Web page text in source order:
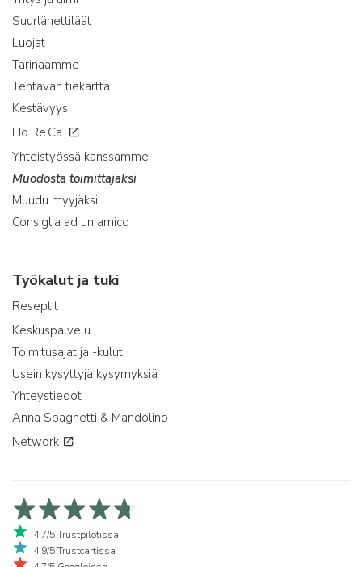
Suurlähettiläät
Luojat
Tarinaamme
Tehtävän tiekartta
Kestävyys
Ho.Re.Ca.
Yhteistyössä kanssamme
Muodosta toimittajaksi
Muudu myyjäksi
Consiglia ad un amico
Työkalut ja tuki
Reseptit
Keskuspalvelu
Toimitusajat ja -kulut
Usein kysyttyjä kysymyksiä
Yhteystiedot
Anna Spaghetti & Mandolino
Network
4,7/5 Trustpilotissa
4,9/5 Trustcartissa